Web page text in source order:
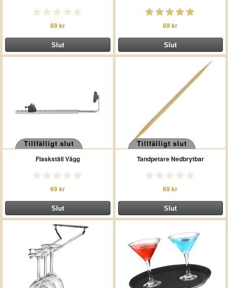
69 kr 69 kr
Tillfälligt slut
Flaskställ Vägg
69 kr
Tillfälligt slut
Tandpetare Nedbrytbar
69 kr